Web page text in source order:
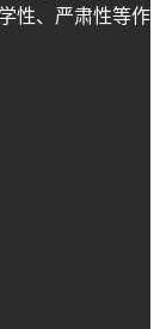
性、严肃性等作